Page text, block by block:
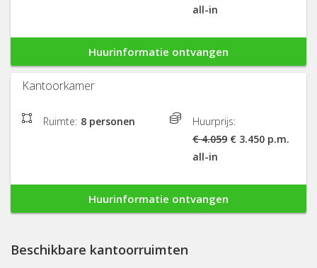
all-in
Huurinformatie ontvangen
Kantoorkamer
Ruimte: 8 personen
Huurprijs:
€ 4.059 € 3.450 p.m.
all-in
Huurinformatie ontvangen
Beschikbare kantoorruimten